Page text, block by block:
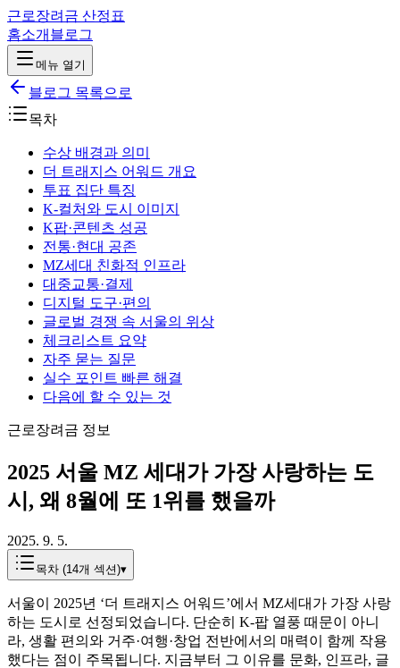
근로장려금 산정표
홈소개 블로그
메뉴 열기
블로그 목록으로
목차
수상 배경과 의미
더 트래지스 어워드 개요
투표 집단 특징
K-컬처와 도시 이미지
K팝·콘텐츠 성공
전통·현대 공존
MZ세대 친화적 인프라
대중교통·결제
디지털 도구·편의
글로벌 경쟁 속 서울의 위상
체크리스트 요약
자주 묻는 질문
실수 포인트 빠른 해결
다음에 할 수 있는 것
근로장려금 정보
2025 서울 MZ 세대가 가장 사랑하는 도
시, 왜 8월에 또 1위를 했을까
2025. 9. 5.
목차 (14개 섹션)▾
서울이 2025년 ‘더 트래지스 어워드’에서 MZ세대가 가장 사랑
하는 도시로 선정되었습니다. 단순히 K-팝 열풍 때문이 아니
라, 생활 편의와 거주·여행·창업 전반에서의 매력이 함께 작용
했다는 점이 주목됩니다. 지금부터 그 이유를 문화, 인프라, 글